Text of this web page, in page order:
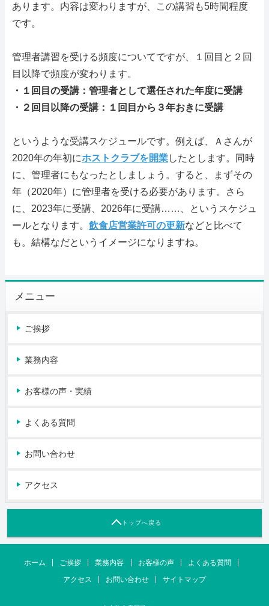
あります。内容は変わりますが、この講習も5時間程度
です。
管理者講習を受ける頻度についてですが、１回目と２回
目以降で頻度が変わります。
・１回目の受講：管理者として選任された年度に受講
・２回目以降の受講：１回目から３年おきに受講
というような受講スケジュールです。例えば、Ａさんが
2020年の年初にホストクラブを開業したとします。同時
に、管理者にもなったとしましょう。すると、まずその
年（2020年）に管理者を受ける必要があります。さら
に、2023年に受講、2026年に受講……、というスケジュ
ールとなります。 飲食店営業許可の更新などと比べて
も。結構なだというイメージになりますね。
メニュー
ご挨拶
業務内容
お客様の声・実績
よくある質問
お問い合わせ
アクセス
トップへ戻る
ホーム ご挨拶 業務内容 お客様の声
よくある質問
アクセス
お問い合わせ サイトマップ